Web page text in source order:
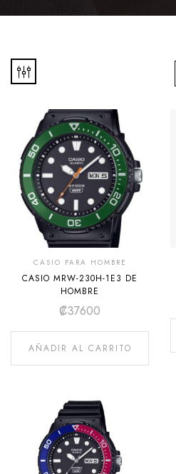
CASIO PARA HOMBRE
CASIO MRW-230H-1E3 DE
HOMBRE
₡37600
AÑADIR AL CARRITO